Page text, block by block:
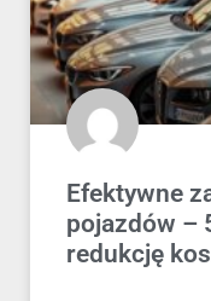
Efektywne
pojazdów –
redukcję